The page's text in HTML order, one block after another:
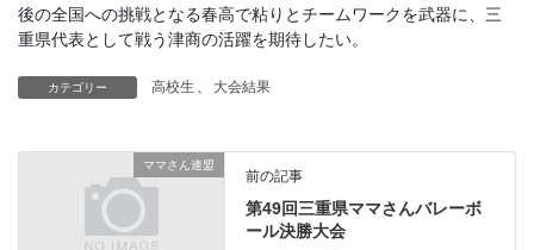
後の全国への挑戦となる春高で粘りとチームワークを武器に、三
重県代表として戦う津商の活躍を期待したい。
カテゴリー 高校生 大会結果
ママさん連盟
前の記事
第49回三重県ママさんバレーボ
ール決勝大会